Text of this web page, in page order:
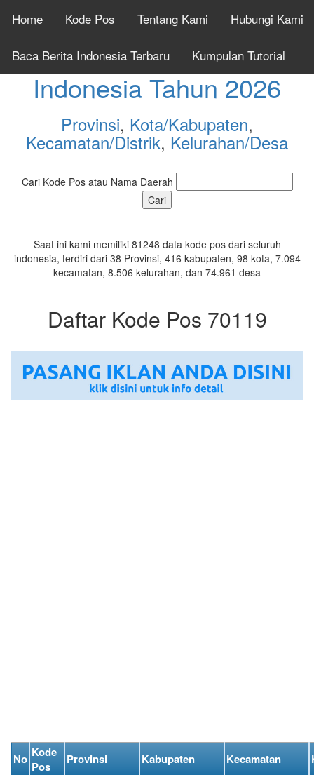
Home Kode Pos Tentang Kami Hubungi Kami
Baca Berita Indonesia Terbaru Kumpulan Tutorial
Cek Kode Pos Seluruh
Indonesia Tahun 2026
Provinsi, Kota/Kabupaten,
Kecamatan/Distrik, Kelurahan/Desa
Cari Kode Pos atau Nama Daerah
Saat ini kami memiliki 81248 data kode pos dari seluruh
indonesia, terdiri dari 38 Provinsi, 416 kabupaten, 98 kota, 7.094
kecamatan, 8.506 kelurahan, dan 74.961 desa
Daftar Kode Pos 70119
No Kode
Pos
Provinsi Kabupaten Kecamatan